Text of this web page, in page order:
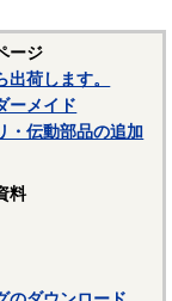
鉛粒子を均一
の表面に偏平
圧によるクリ
・摩耗性に優
機器部品に用
態です。鉄の
ージ
出荷します。
ーメイド
・伝動部品の追加
料